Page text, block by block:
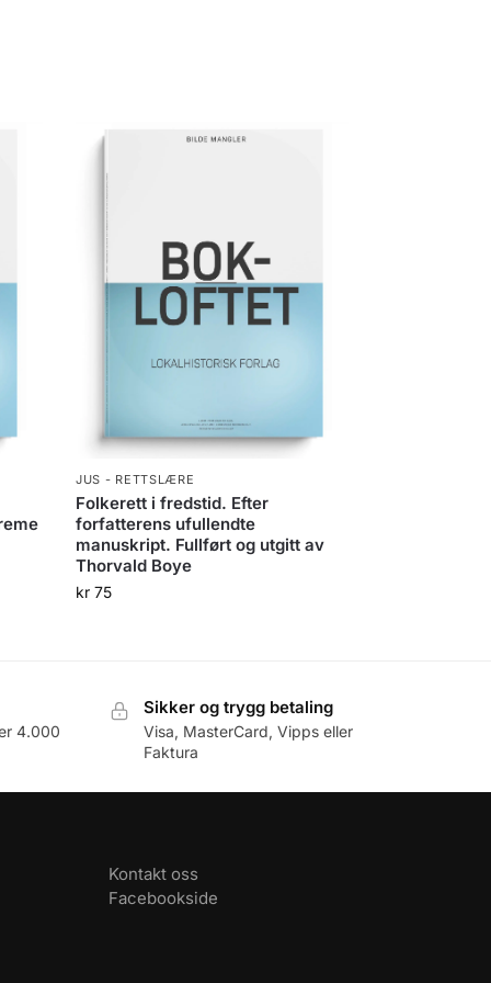
JUS - RETTSLÆRE
Folkerett i fredstid. Efter
forfatterens ufullendte
manuskript. Fullført og utgitt av
Thorvald Boye
kr 75
4.000
Sikker og trygg betaling
Visa, MasterCard, Vipps eller
Faktura
Kontakt oss
Facebookside